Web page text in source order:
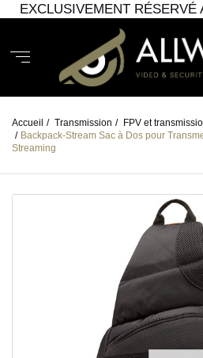
EXCLUSIVEMENT RÉSERVÉ
Accueil / Transmission / FPV et
/ Backpack-Stream Sac à Dos pour
Streaming